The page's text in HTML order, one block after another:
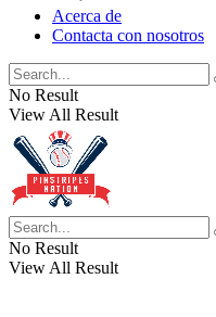
Acerca de
Contacta con nosotros
No Result
View All Result
No Result
View All Result